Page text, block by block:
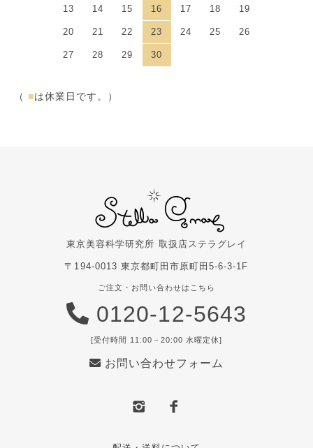
13 14 15 16 17 18 19
20 21 22 23 24 25 26
27 28 29 30
（ ■は休業日です。）
東京美容科学研究所 取扱店 ステラグレイ
〒194-0013 東京都町田市原町田5-6-3-1F
ご注文・お問い合わせはこちら
0120-12-5643
[受付時間 11:00－20:00 水曜定休]
お問い合わせフォーム